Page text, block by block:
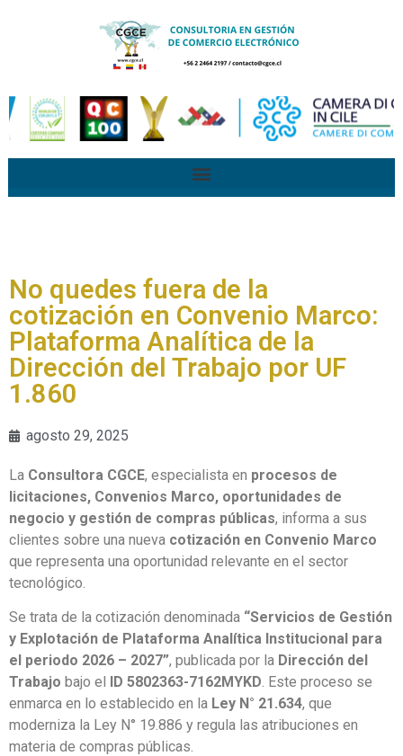
No quedes fuera de la
cotización en Convenio Marco:
Plataforma Analítica de la
Dirección del Trabajo por UF
1.860
agosto 29, 2025
La Consultora CGCE, especialista en procesos de
licitaciones, Convenios Marco, oportunidades de
negocio y gestión de compras públicas, informa a sus
clientes sobre una nueva cotización en Convenio Marco
que representa una oportunidad relevante en el sector
tecnológico.
Se trata de la cotización denominada “Servicios de Gestión
y Explotación de Plataforma Analítica Institucional para
el periodo 2026 – 2027”, publicada por la Dirección del
Trabajo bajo el ID 5802363-7162MYKD. Este proceso se
enmarca en lo establecido en la Ley N° 21.634, que
moderniza la Ley N° 19.886 y regula las atribuciones en
materia de compras públicas.